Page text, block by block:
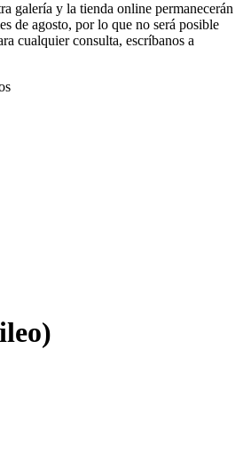
galería y la tienda online permanecerán
de agosto, por lo que no será posible
cualquier consulta, escríbanos a